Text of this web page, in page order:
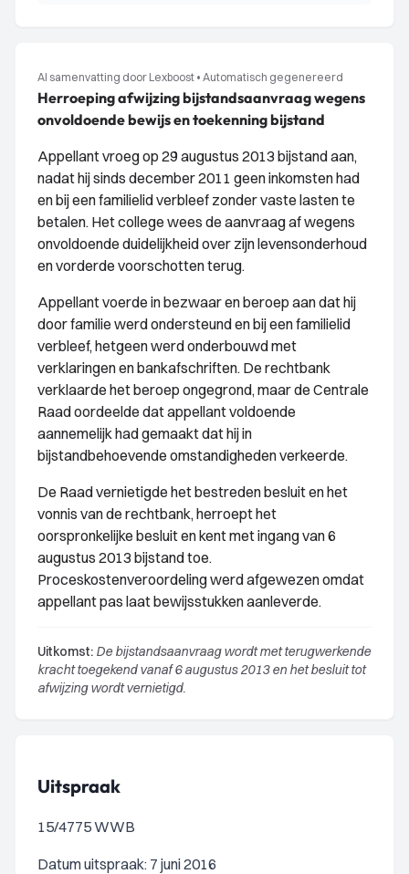
AI samenvatting door Lexboost • Automatisch gegenereerd
Herroeping afwijzing bijstandsaanvraag wegens
onvoldoende bewijs en toekenning bijstand
Appellant vroeg op 29 augustus 2013 bijstand aan,
nadat hij sinds december 2011 geen inkomsten had
en bij een familielid verbleef zonder vaste lasten te
betalen. Het college wees de aanvraag af wegens
onvoldoende duidelijkheid over zijn levensonderhoud
en vorderde voorschotten terug.
Appellant voerde in bezwaar en beroep aan dat hij
door familie werd ondersteund en bij een familielid
verbleef, hetgeen werd onderbouwd met
verklaringen en bankafschriften. De rechtbank
verklaarde het beroep ongegrond, maar de Centrale
Raad oordeelde dat appellant voldoende
aannemelijk had gemaakt dat hij in
bijstandbehoevende omstandigheden verkeerde.
De Raad vernietigde het bestreden besluit en het
vonnis van de rechtbank, herroept het
oorspronkelijke besluit en kent met ingang van 6
augustus 2013 bijstand toe.
Proceskostenveroordeling werd afgewezen omdat
appellant pas laat bewijsstukken aanleverde.
Uitkomst: De bijstandsaanvraag wordt met terugwerkende
kracht toegekend vanaf 6 augustus 2013 en het besluit tot
afwijzing wordt vernietigd.
Uitspraak
15/4775 WWB
Datum uitspraak: 7 juni 2016